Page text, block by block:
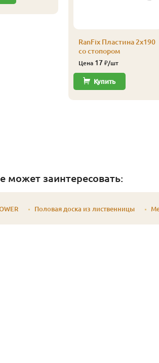
RanFix Пластина 2х190
со стопором
Цена 17 ₽/шт
Купить
может заинтересовать:
Половая доска из лиственницы